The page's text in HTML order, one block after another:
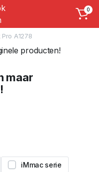
0
A1278
maar
iMmac serie